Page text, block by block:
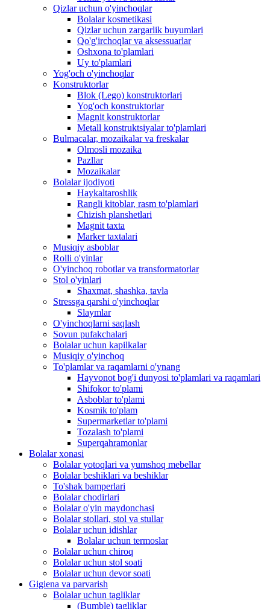
Qizlar uchun o'yinchoqlar
Bolalar kosmetikasi
Qizlar uchun zargarlik buyumlari
Qo'g'irchoqlar va aksessuarlar
Oshxona to'plamlari
Uy to'plamlari
Yog'och o'yinchoqlar
Konstruktorlar
Blok (Lego) konstruktorlari
Yog'och konstruktorlar
Magnit konstruktorlar
Metall konstruktsiyalar to'plamlari
Bulmacalar, mozaikalar va freskalar
Olmosli mozaika
Pazllar
Mozaikalar
Bolalar ijodiyoti
Haykaltaroshlik
Rangli kitoblar, rasm to'plamlari
Chizish planshetlari
Magnit taxta
Marker taxtalari
Musiqiy asboblar
Rolli o'yinlar
O'yinchoq robotlar va transformatorlar
Stol o'yinlari
Shaxmat, shashka, tavla
Stressga qarshi o'yinchoqlar
Slaymlar
O'yinchoqlarni saqlash
Sovun pufakchalari
Bolalar uchun kapilkalar
Musiqiy o'yinchoq
To'plamlar va raqamlarni o'ynang
Hayvonot bog'i dunyosi to'plamlari va raqamlari
Shifokor to'plami
Asboblar to'plami
Kosmik to'plam
Supermarketlar to'plami
Tozalash to'plami
Superqahramonlar
Bolalar xonasi
Bolalar yotoqlari va yumshoq mebellar
Bolalar beshiklari va beshiklar
To'shak bamperlari
Bolalar chodirlari
Bolalar o'yin maydonchasi
Bolalar stollari, stol va stullar
Bolalar uchun idishlar
Bolalar uchun termoslar
Bolalar uchun chiroq
Bolalar uchun stol soati
Bolalar uchun devor soati
Gigiena va parvarish
Bolalar uchun tagliklar
(Bumble) tagliklar